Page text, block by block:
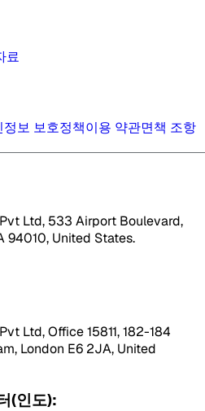
료
정보 보호정책이용 약관면책 조항
Ltd, 533 Airport Boulevard,
94010, United States.
Ltd, Office 15811, 182-184
London E6 2JA, United
(인도):